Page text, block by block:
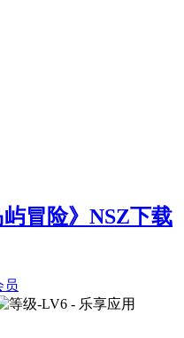
冒险》NSZ下载